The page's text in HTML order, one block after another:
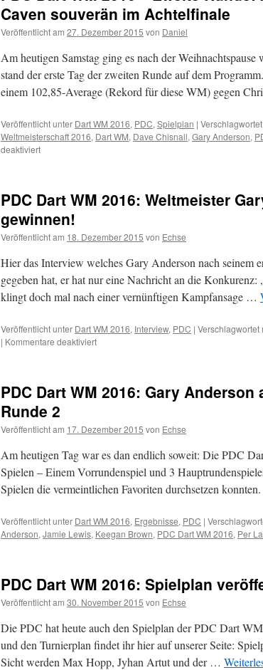
Caven souverän im Achtelfinale
Veröffentlicht am 27. Dezember 2015 von Daniel
Am heutigen Samstag ging es nach der
stand der erste Tag der zweiten Runde auf dem
einem 102,85-Average (Rekord für diese WM) gegen
Veröffentlicht unter Dart WM 2016, PDC, Spielplan |
Weltmeisterschaft 2016, Dart WM, Dave Chisnall, Gary Anderson,
deaktiviertfür
2016
Zweite
Runde:
Chisnall
und
Caven
souverän
Achtelfinale
PDC Dart WM 2016: Weltmeister
gewinnen!
Veröffentlicht am 18. Dezember 2015 von Echse
Hier das Interview welches Gary Anderson nach seinem
gegeben hat, er hat nur eine Nachricht an die
klingt doch mal nach einer vernünftigen Kampfansage …
Veröffentlicht unter Dart WM 2016, Interview, PDC | Verschlagwortet
| Kommentare deaktiviertfür
2016:
Anderson
da
um
gewinnen!
PDC Dart WM 2016: Gary
Runde 2
Veröffentlicht am 17. Dezember 2015 von Echse
Am heutigen Tag war es dan endlich soweit: Die PDC
Spielen – Einem Vorrundenspiel und 3
Spielen die vermeintlichen Favoriten durchsetzen
Veröffentlicht unter Dart WM 2016, Ergebnisse, PDC |
Anderson, Jamie Lewis, Keegan Brown, PDC Dart WM 2016, Per
PDC Dart WM 2016: Spielplan
Veröffentlicht am 30. November 2015 von Echse
Die PDC hat heute auch den Spielplan der PDC Dart
und den Turnierplan findet ihr hier auf unserer Seite:
Sicht werden Max Hopp, Jyhan Artut und der …